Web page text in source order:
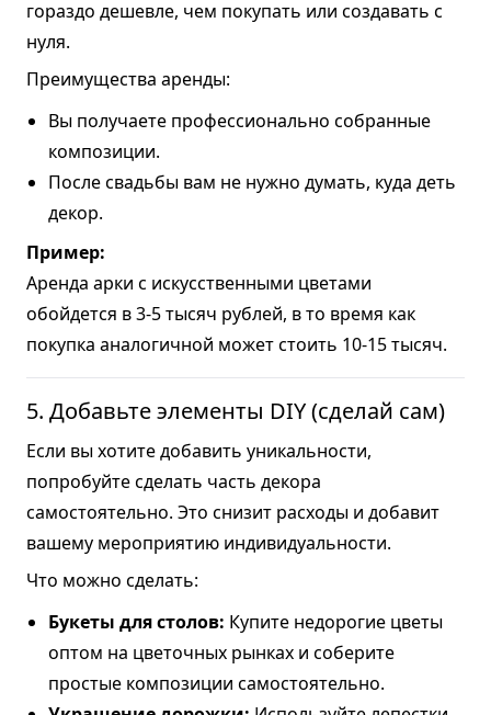
гораздо дешевле, чем покупать или создавать с
нуля.
Преимущества аренды:
Вы получаете профессионально собранные
композиции.
После свадьбы вам не нужно думать, куда деть
декор.
Пример:
Аренда арки с искусственными цветами
обойдется в 3-5 тысяч рублей, в то время как
покупка аналогичной может стоить 10-15 тысяч.
5. Добавьте элементы DIY (сделай сам)
Если вы хотите добавить уникальности,
попробуйте сделать часть декора
самостоятельно. Это снизит расходы и добавит
вашему мероприятию индивидуальности.
Что можно сделать:
Букеты для столов: Купите недорогие цветы
оптом на цветочных рынках и соберите
простые композиции самостоятельно.